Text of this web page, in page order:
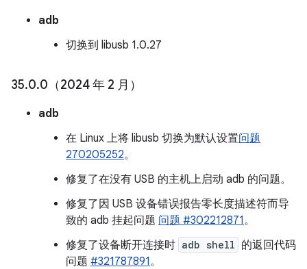
adb
切换到 libusb 1.0.27
35.0.0（2024 年 2 月）
adb
在 Linux 上将 libusb 切换为默认设置问题
270205252。
修复了在没有 USB 的主机上启动 adb 的问题。
修复了因 USB 设备错误报告零长度描述符而导
致的 adb 挂起问题 问题 #302212871。
修复了设备断开连接时 adb shell 的返回代码
问题 #321787891。